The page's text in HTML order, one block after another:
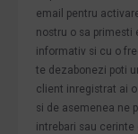
email pentru
nostru o sa
informativ si cu o
te dezabonezi poti
client inregistrat ai
si de asemenea ne
intrebari sau cerinte